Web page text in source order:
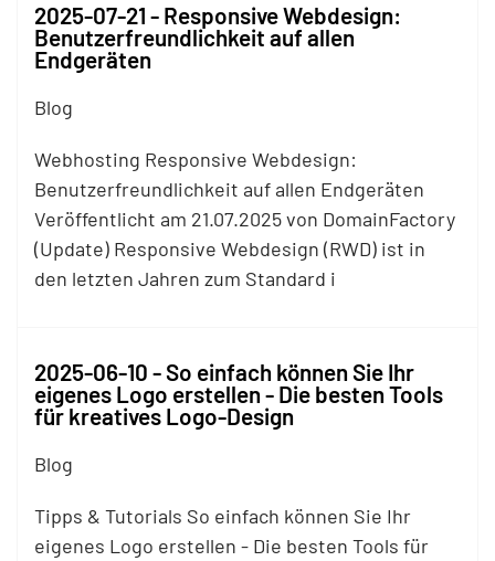
2025-07-21 - Responsive Webdesign:
Benutzerfreundlichkeit auf allen
Endgeräten
Blog
Webhosting Responsive Webdesign:
Benutzerfreundlichkeit auf allen Endgeräten
Veröffentlicht am 21.07.2025 von DomainFactory
(Update) Responsive Webdesign (RWD) ist in
den letzten Jahren zum Standard i
2025-06-10 - So einfach können Sie Ihr
eigenes Logo erstellen - Die besten Tools
für kreatives Logo-Design
Blog
Tipps & Tutorials So einfach können Sie Ihr
eigenes Logo erstellen - Die besten Tools für